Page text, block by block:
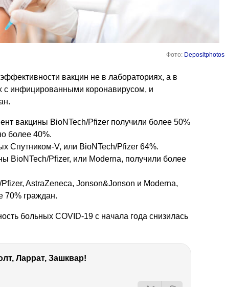
Фото: Depositphotos
вакцин не в лабораториях, а в
с инфицированными коронавирусом, и
вакцины BioNTeсh/Pfizer получили более 50%
более 40%.
Спутником-V, или BioNTeсh/Pfizer 64%.
BioNTeсh/Pfizer, или Moderna, получили более
AstraZeneca, Jonson&Jonson и Moderna,
70% граждан.
больных COVID-19 с начала года снизилась
Ларрат, Зашквар!